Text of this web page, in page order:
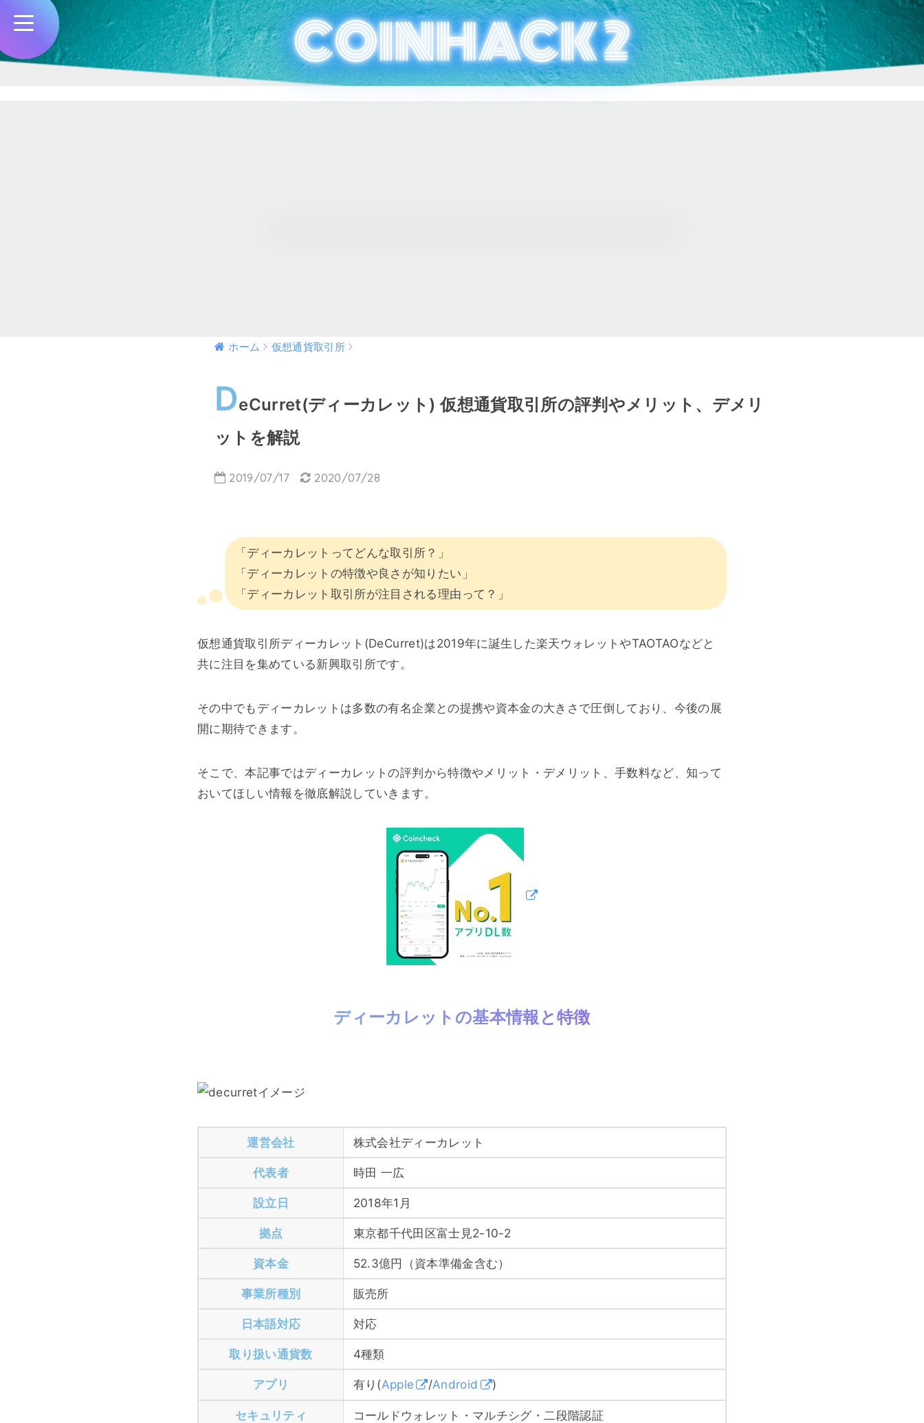
COINHACK 2
COINHACK 2
ホーム 仮想通貨取引所
DeCurret(ディーカレット) 仮想通貨取引所の評判やメリット、デメリ
ットを解説
2019/07/17 2020/07/28
「ディーカレットってどんな取引所？」
「ディーカレットの特徴や良さが知りたい」
「ディーカレット取引所が注目される理由って？」
仮想通貨取引所ディーカレット(DeCurret)は2019年に誕生した楽天ウォレットやTAOTAOなどと
共に注目を集めている新興取引所です。
その中でもディーカレットは多数の有名企業との提携や資本金の大きさで圧倒しており、今後の展
開に期待できます。
そこで、本記事ではディーカレットの評判から特徴やメリット・デメリット、手数料など、知って
おいてほしい情報を徹底解説していきます。
ディーカレットの基本情報と特徴
運営会社 株式会社ディーカレット
代表者 時田 一広
設立日 2018年1月
拠点 東京都千代田区富士見2-10-2
資本金 52.3億円（資本準備金含む）
事業所種別 販売所
日本語対応 対応
取り扱い通貨数 4種類
アプリ 有り(Apple /Android )
セキュリティ コールドウォレット・マルチシグ・二段階認証